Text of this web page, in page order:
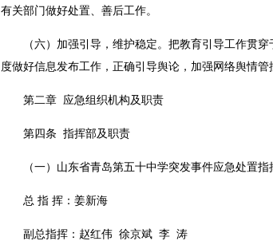
有关部门做好处置、善后工作。
（六）加强引导，维护稳定。把教育引导工作贯
度做好信息发布工作，正确引导舆论，加强网络舆情
第二章 应急组织机构及职责
第四条 指挥部及职责
（一）山东省青岛第五十中学突发事件应急处置指
总 指 挥：姜新海
副总指挥：赵红伟 徐京斌 李 涛